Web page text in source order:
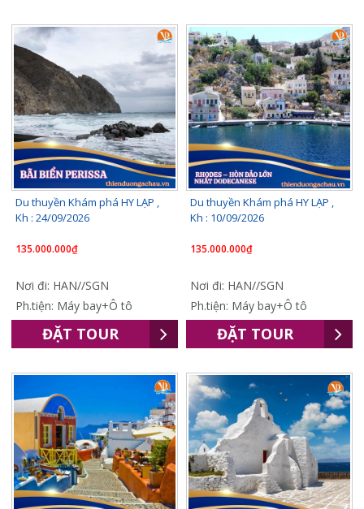
Du thuyền Khám phá HY LẠP ,
Kh : 24/09/2026
135.000.000₫
Nơi đi: HAN//SGN
Ph.tiện: Máy bay+Ô tô
ĐẶT TOUR
Du thuyền Khám phá HY LẠP ,
Kh : 10/09/2026
135.000.000₫
Nơi đi: HAN//SGN
Ph.tiện: Máy bay+Ô tô
ĐẶT TOUR